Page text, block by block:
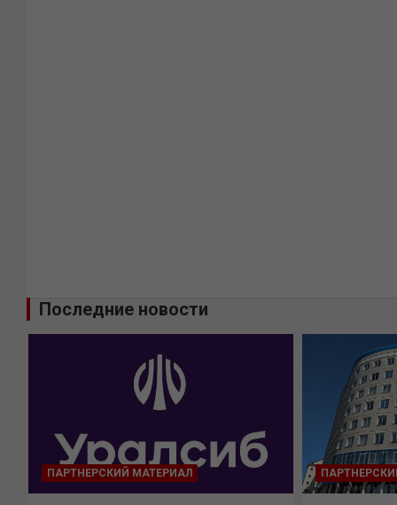
Последние новости
ПАРТНЕРСКИЙ МАТЕРИАЛ ГЛАВНОЕ